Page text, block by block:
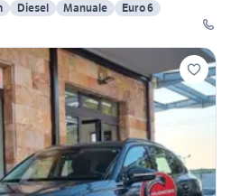
Diesel Manuale
Euro 6